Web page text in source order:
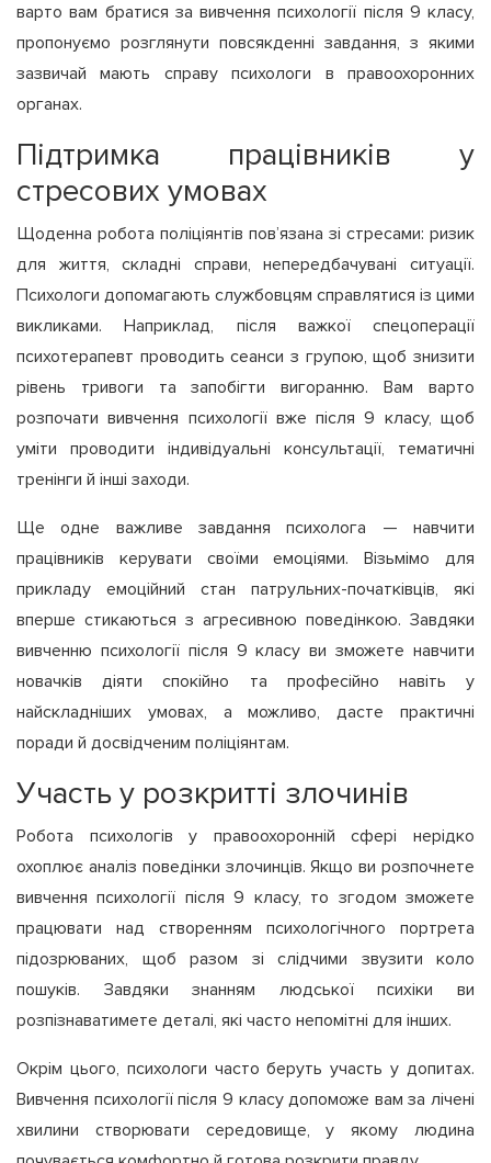
варто вам братися за вивчення психології після 9 класу,
пропонуємо розглянути повсякденні завдання, з якими
зазвичай мають справу психологи в правоохоронних
органах.
Підтримка працівників у
стресових умовах
Щоденна робота поліціянтів пов’язана зі стресами: ризик
для життя, складні справи, непередбачувані ситуації.
Психологи допомагають службовцям справлятися із цими
викликами. Наприклад, після важкої спецоперації
психотерапевт проводить сеанси з групою, щоб знизити
рівень тривоги та запобігти вигоранню. Вам варто
розпочати вивчення психології вже після 9 класу, щоб
уміти проводити індивідуальні консультації, тематичні
тренінги й інші заходи.
Ще одне важливе завдання психолога — навчити
працівників керувати своїми емоціями. Візьмімо для
прикладу емоційний стан патрульних-початківців, які
вперше стикаються з агресивною поведінкою. Завдяки
вивченню психології після 9 класу ви зможете навчити
новачків діяти спокійно та професійно навіть у
найскладніших умовах, а можливо, дасте практичні
поради й досвідченим поліціянтам.
Участь у розкритті злочинів
Робота психологів у правоохоронній сфері нерідко
охоплює аналіз поведінки злочинців. Якщо ви розпочнете
вивчення психології після 9 класу, то згодом зможете
працювати над створенням психологічного портрета
підозрюваних, щоб разом зі слідчими звузити коло
пошуків. Завдяки знанням людської психіки ви
розпізнаватимете деталі, які часто непомітні для інших.
Окрім цього, психологи часто беруть участь у допитах.
Вивчення психології після 9 класу допоможе вам за лічені
хвилини створювати середовище, у якому людина